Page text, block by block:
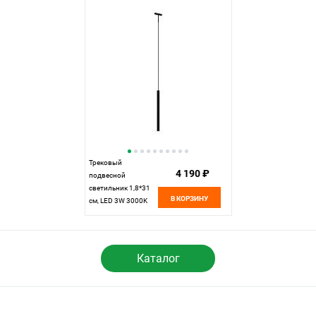
Трековый
подвесной
светильник 1,8*31
см, LED 3W 3000K
3W3K-M-B черный
4 190 ₽
В КОРЗИНУ
Каталог